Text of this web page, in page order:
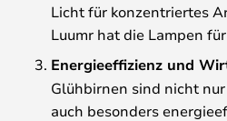
Licht für konzentriertes
Luumr hat die Lampen
Energieeffizienz und
Glühbirnen sind nicht
auch besonders